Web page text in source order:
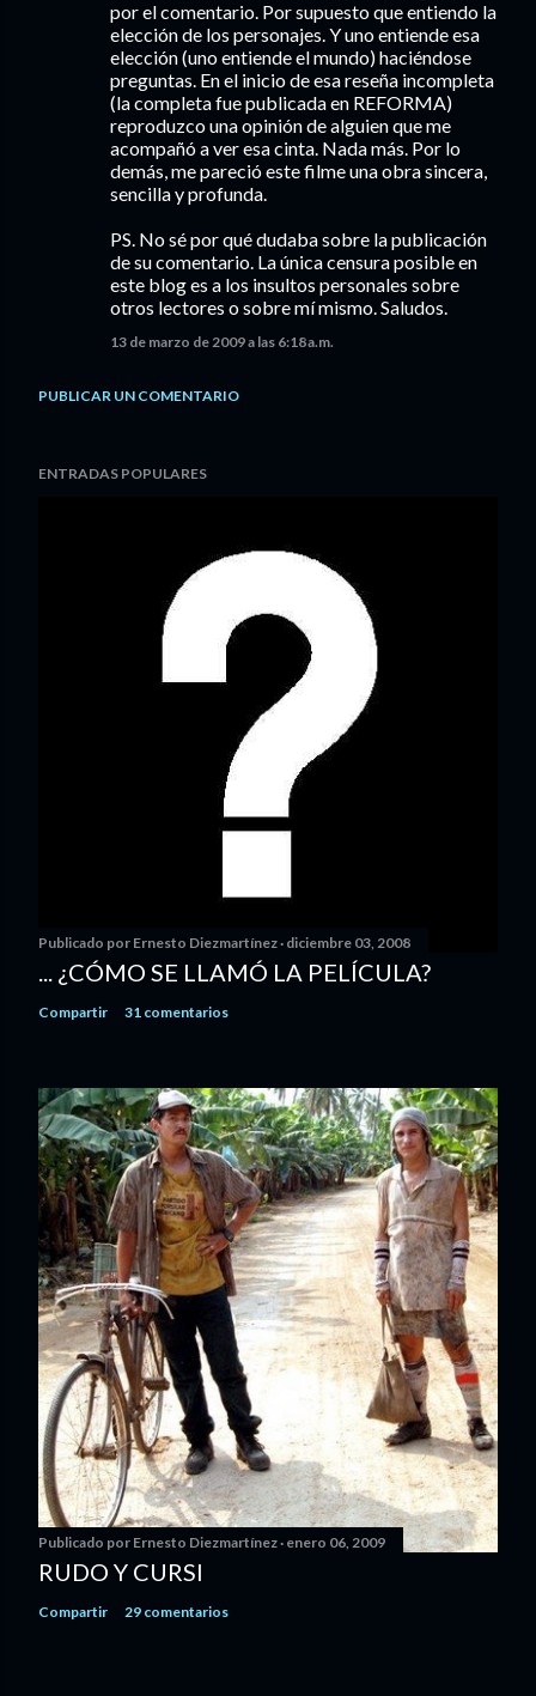
por el comentario. Por supuesto que entiendo la
elección de los personajes. Y uno entiende esa
elección (uno entiende el mundo) haciéndose
preguntas. En el inicio de esa reseña incompleta
(la completa fue publicada en REFORMA)
reproduzco una opinión de alguien que me
acompañó a ver esa cinta. Nada más. Por lo
demás, me pareció este filme una obra sincera,
sencilla y profunda.
PS. No sé por qué dudaba sobre la publicación
de su comentario. La única censura posible en
este blog es a los insultos personales sobre
otros lectores o sobre mí mismo. Saludos.
13 de marzo de 2009 a las 6:18 a.m.
PUBLICAR UN COMENTARIO
ENTRADAS POPULARES
Publicado por Ernesto Diezmartínez diciembre 03, 2008
... ¿CÓMO SE LLAMÓ LA PELÍCULA?
Compartir 31 comentarios
Publicado por Ernesto Diezmartínez enero 06, 2009
RUDO Y CURSI
Compartir 29 comentarios